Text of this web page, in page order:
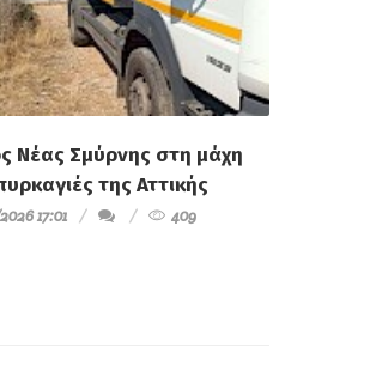
Νέας Σμύρνης στη μάχη
της Αττικής
17:01 409